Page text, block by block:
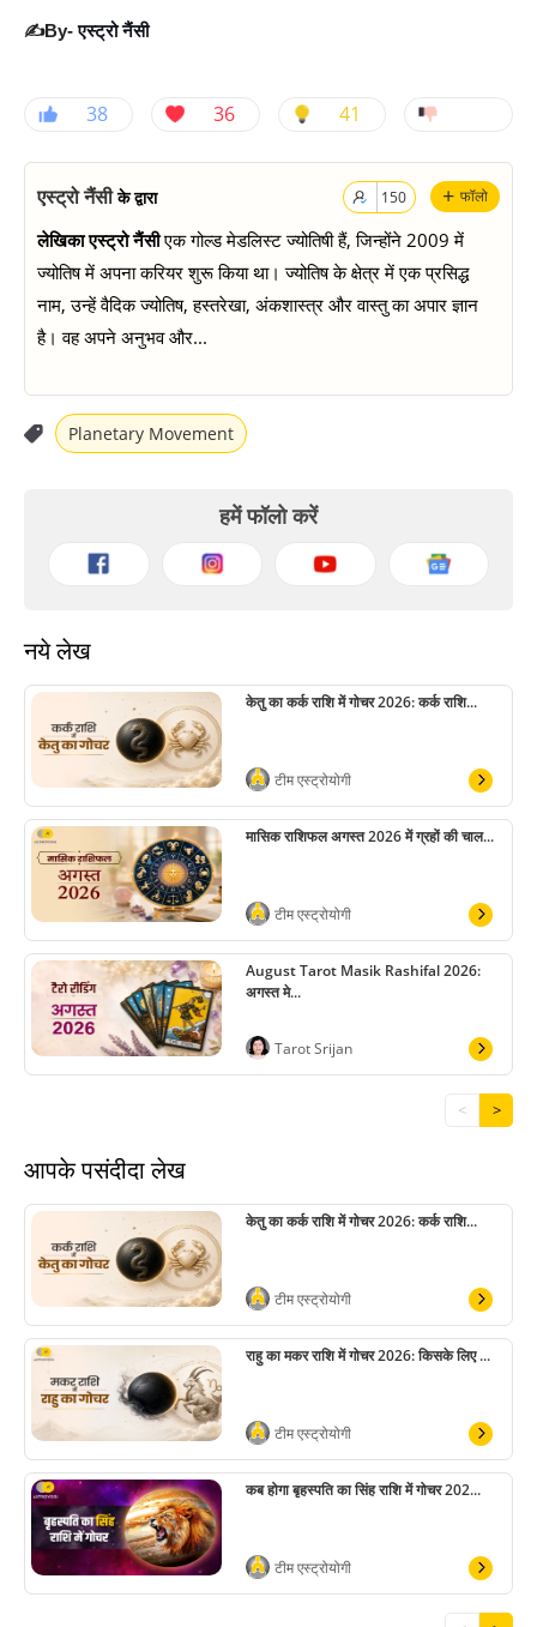
✍️By-एस्ट्रो नैंसी
38 36 41
+ फॉलो
150
एस्ट्रो नैंसीके द्वारा
लेखिका एस्ट्रो नैंसीएक गोल्ड मेडलिस्ट ज्योतिषी हैं, जिन्होंने 2009 में
ज्योतिष में अपना करियर शुरू किया था। ज्योतिष के क्षेत्र में एक प्रसिद्ध
नाम, उन्हें वैदिक ज्योतिष, हस्तरेखा, अंकशास्त्र और वास्तु का अपार ज्ञान
है। वह अपने अनुभव और...
Planetary Movement
हमें फॉलो करें
नये लेख
केतु का कर्क राशि में गोचर 2026: कर्क राशि...
टीम एस्ट्रोयोगी
मासिक राशिफल अगस्त 2026 में ग्रहों की चाल...
टीम एस्ट्रोयोगी
August Tarot Masik Rashifal 2026:
अगस्त मे...
Tarot Srijan
< >
आपके पसंदीदा लेख
केतु का कर्क राशि में गोचर 2026: कर्क राशि...
टीम एस्ट्रोयोगी
राहु का मकर राशि में गोचर 2026: किसके लिए ...
टीम एस्ट्रोयोगी
कब होगा बृहस्पति का सिंह राशि में गोचर 202...
टीम एस्ट्रोयोगी